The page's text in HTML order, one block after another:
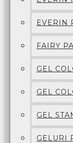
EVERIN
FAIRY
GEL
GEL
GEL
GELURI